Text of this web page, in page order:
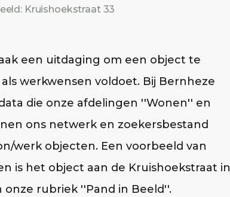
Kruishoekstraat 33
een uitdaging om een object te
werkwensen voldoet. Bij Bernheze
die onze afdelingen ''Wonen'' en
ons netwerk en zoekersbestand
werk objecten. Een voorbeeld van
is het object aan de Kruishoekstraat in
rubriek ''Pand in Beeld''.